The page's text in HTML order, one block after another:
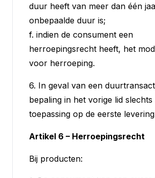
duur heeft van meer dan één
onbepaalde duur is;
f. indien de consument een
herroepingsrecht heeft, het
voor herroeping.
6. In geval van een
bepaling in het vorige lid slechts
toepassing op de eerste
Artikel 6 – Herroepingsrecht
Bij producten: